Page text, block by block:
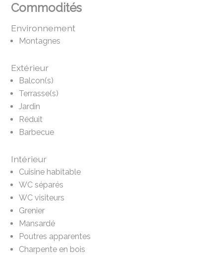
Commodités
Environnement
Montagnes
Extérieur
Balcon(s)
Terrasse(s)
Jardin
Réduit
Barbecue
Intérieur
Cuisine habitable
WC séparés
WC visiteurs
Grenier
Mansardé
Poutres apparentes
Charpente en bois